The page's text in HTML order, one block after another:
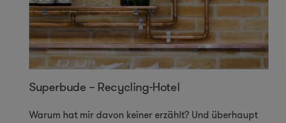
Superbude – Recycling-Hotel
Warum hat mir davon keiner erzählt? Und überhaupt